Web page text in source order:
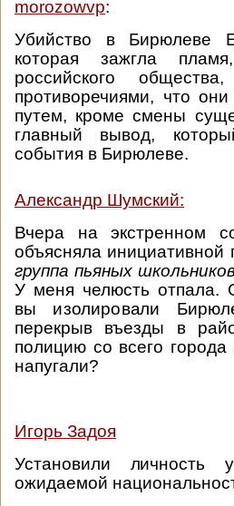
morozowvp:
Убийство в Бирюлеве
которая зажгла
российского
противоречиями, что
путем, кроме смены
главный вывод,
события в Бирюлеве.
Александр Шумский:
Вчера на экстренном
объясняла инициативной
группа пьяных
У меня челюсть отпала.
вы изолировали
перекрыв въезды в
полицию со всего
напугали?
Игорь Задоя
Установили
ожидаемой